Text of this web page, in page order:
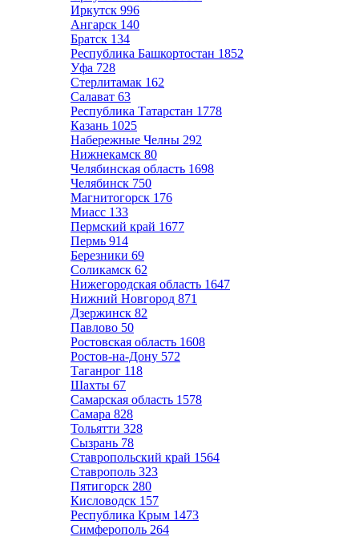
Иркутск 996
Ангарск 140
Братск 134
Республика Башкортостан 1852
Уфа 728
Стерлитамак 162
Салават 63
Республика Татарстан 1778
Казань 1025
Набережные Челны 292
Нижнекамск 80
Челябинская область 1698
Челябинск 750
Магнитогорск 176
Миасс 133
Пермский край 1677
Пермь 914
Березники 69
Соликамск 62
Нижегородская область 1647
Нижний Новгород 871
Дзержинск 82
Павлово 50
Ростовская область 1608
Ростов-на-Дону 572
Таганрог 118
Шахты 67
Самарская область 1578
Самара 828
Тольятти 328
Сызрань 78
Ставропольский край 1564
Ставрополь 323
Пятигорск 280
Кисловодск 157
Республика Крым 1473
Симферополь 264